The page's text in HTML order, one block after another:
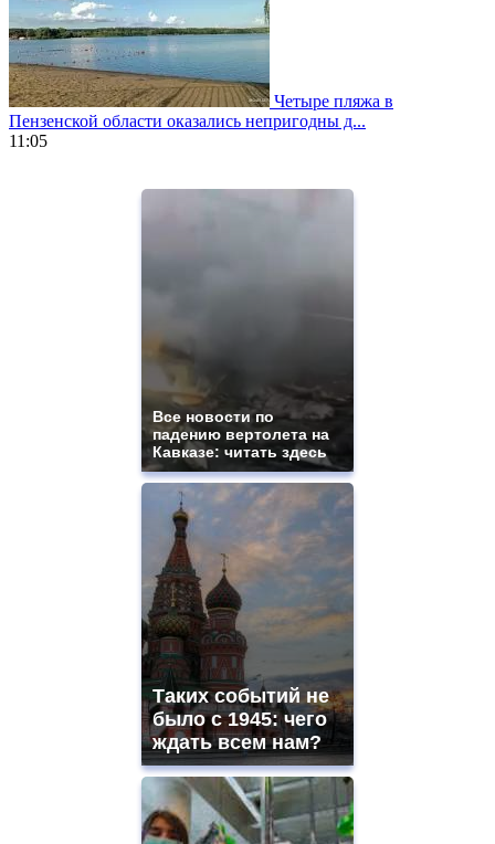
Четыре пляжа в
Пензенской области оказались непригодны д...
11:05
https://www.replicasrelojes.to/
https://www.phoenix-
Все новости по
падению вертолета на
Кавказе: читать здесь
Таких событий не
было с 1945: чего
ждать всем нам?